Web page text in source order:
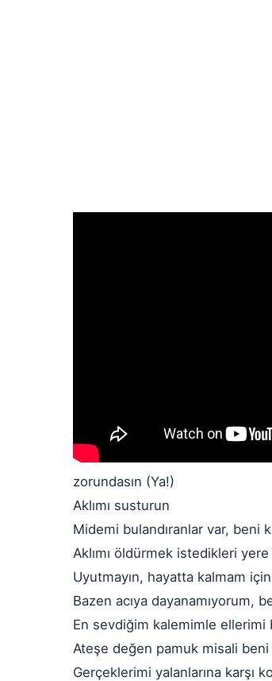
zorundasın (Ya!)
Aklımı susturun
Midemi bulandıranlar var, beni
Aklımı öldürmek istedikleri
Uyutmayın, hayatta kalmam
Bazen acıya dayanamıyorum,
En sevdiğim kalemimle ellerimi
Ateşe değen pamuk misali
Gerçeklerimi yalanlarına karşı